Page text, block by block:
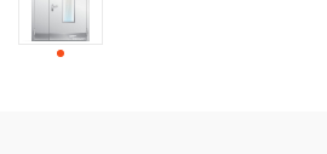
СВЯЗАТЬСЯ
С